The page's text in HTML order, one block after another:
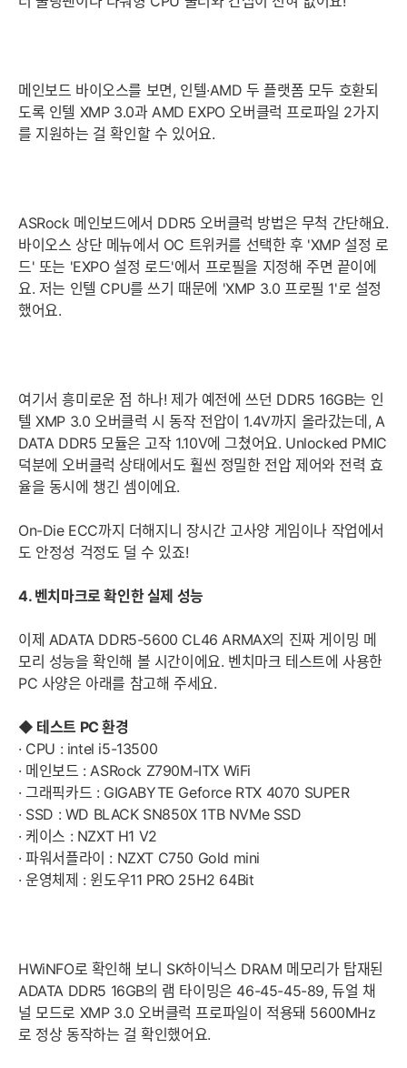
메인보드 바이오스를 보면, 인텔·AMD 두 플랫폼 모두 호환되
도록 인텔 XMP 3.0과 AMD EXPO 오버클럭 프로파일 2가지
를 지원하는 걸 확인할 수 있어요.
ASRock 메인보드에서 DDR5 오버클럭 방법은 무척 간단해요.
바이오스 상단 메뉴에서 OC 트위커를 선택한 후 'XMP 설정 로
드' 또는 'EXPO 설정 로드'에서 프로필을 지정해 주면 끝이에
요. 저는 인텔 CPU를 쓰기 때문에 'XMP 3.0 프로필 1'로 설정
했어요.
여기서 흥미로운 점 하나! 제가 예전에 쓰던 DDR5 16GB는 인
텔 XMP 3.0 오버클럭 시 동작 전압이 1.4V까지 올라갔는데, A
DATA DDR5 모듈은 고작 1.10V에 그쳤어요. Unlocked PMIC
덕분에 오버클럭 상태에서도 훨씬 정밀한 전압 제어와 전력 효
율을 동시에 챙긴 셈이에요.
On-Die ECC까지 더해지니 장시간 고사양 게임이나 작업에서
도 안정성 걱정도 덜 수 있죠!
4. 벤치마크로 확인한 실제 성능
이제 ADATA DDR5-5600 CL46 ARMAX의 진짜 게이밍 메
모리 성능을 확인해 볼 시간이에요. 벤치마크 테스트에 사용한
PC 사양은 아래를 참고해 주세요.
◆ 테스트 PC 환경
· CPU : intel i5-13500
· 메인보드 : ASRock Z790M-ITX WiFi
· 그래픽카드 : GIGABYTE Geforce RTX 4070 SUPER
· SSD : WD BLACK SN850X 1TB NVMe SSD
· 케이스 : NZXT H1 V2
· 파워서플라이 : NZXT C750 Gold mini
· 운영체제 : 윈도우11 PRO 25H2 64Bit
HWiNFO로 확인해 보니 SK하이닉스 DRAM 메모리가 탑재된
ADATA DDR5 16GB의 램 타이밍은 46-45-45-89, 듀얼 채
널 모드로 XMP 3.0 오버클럭 프로파일이 적용돼 5600MHz
로 정상 동작하는 걸 확인했어요.
세부정보 열기/접기